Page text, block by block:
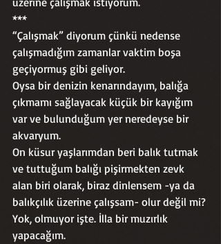
***
“Çalışmak” diyorum çünkü nedense
çalışmadığım zamanlar vaktim boşa
geçiyormuş gibi geliyor.
Oysa bir denizin kenarındayım, balığa
çıkmamı sağlayacak küçük bir kayığım
var ve bulunduğum yer neredeyse bir
akvaryum.
On küsur yaşlarımdan beri balık tutmak
ve tuttuğum balığı pişirmekten zevk
alan biri olarak, biraz dinlensem -ya da
balıkçılık üzerine çalışsam- olur değil mi?
Yok, olmuyor işte. İlla bir muzırlık
yapacağım.